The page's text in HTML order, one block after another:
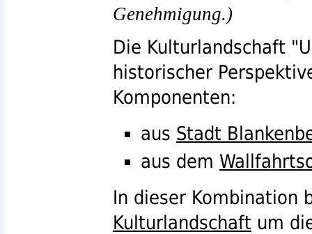
Genehmigung.)
Die Kulturlandschaft
historischer
Komponenten:
aus Stadt
aus dem
In dieser Kombination
Kulturlandschaft um